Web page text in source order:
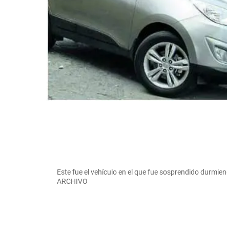
Este fue el vehículo en el que fue sosprendido
ARCHIVO